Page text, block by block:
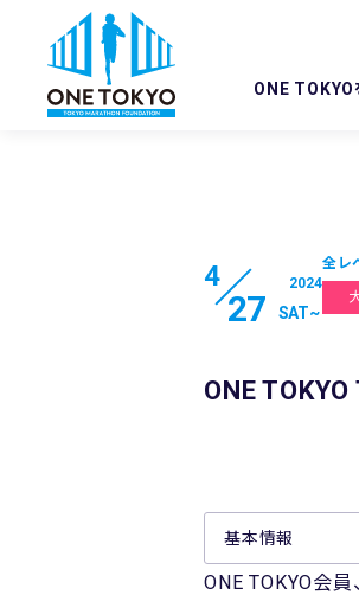
ONE TOKYO
4
27
2024
SAT~
全レ
ONE
基本情報
ONE TOKYO会